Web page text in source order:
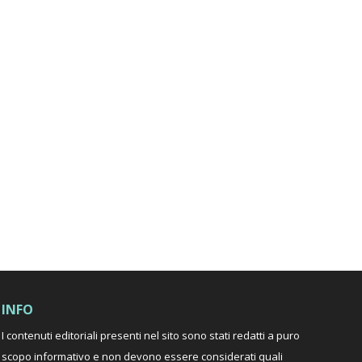
INFO
I contenuti editoriali presenti nel sito sono stati redatti a puro
scopo informativo e non devono essere considerati quali